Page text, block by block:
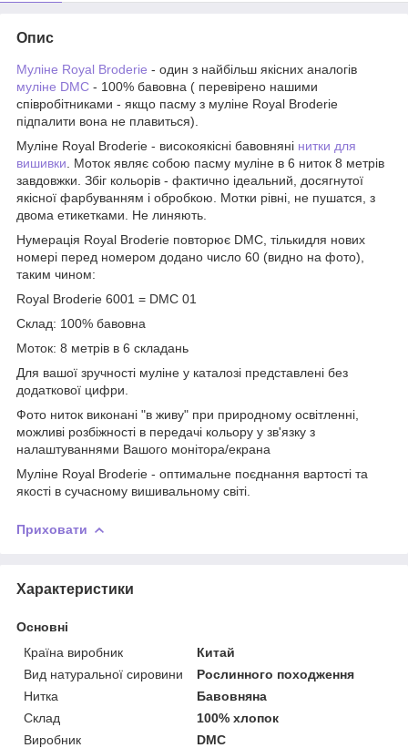
Опис
Муліне Royal Broderie - один з найбільш якісних аналогів
муліне DMC - 100% бавовна ( перевірено нашими
співробітниками - якщо пасму з муліне Royal Broderie
підпалити вона не плавиться).
Муліне Royal Broderie - високоякісні бавовняні нитки для
вишивки . Моток являє собою пасму муліне в 6 ниток 8 метрів
завдовжки. Збіг кольорів - фактично ідеальний, досягнутої
якісної фарбуванням і обробкою. Мотки рівні, не пушатся, з
двома етикетками. Не линяють.
Нумерація Royal Broderie повторює DMC, тількидля нових
номері перед номером додано число 60 (видно на фото),
таким чином:
Royal Broderie 6001 = DMC 01
Склад: 100% бавовна
Моток: 8 метрів в 6 складань
Для вашої зручності муліне у каталозі представлені без
додаткової цифри.
Фото ниток виконані "в живу" при природному освітленні,
можливі розбіжності в передачі кольору у зв'язку з
налаштуваннями Вашого монітора/екрана
Муліне Royal Broderie - оптимальне поєднання вартості та
якості в сучасному вишивальному світі.
Приховати
Характеристики
Основні
Країна виробник
Китай
Вид натуральної сировини
Рослинного походження
Нитка
Бавовняна
Склад
100% хлопок
Виробник
DMC